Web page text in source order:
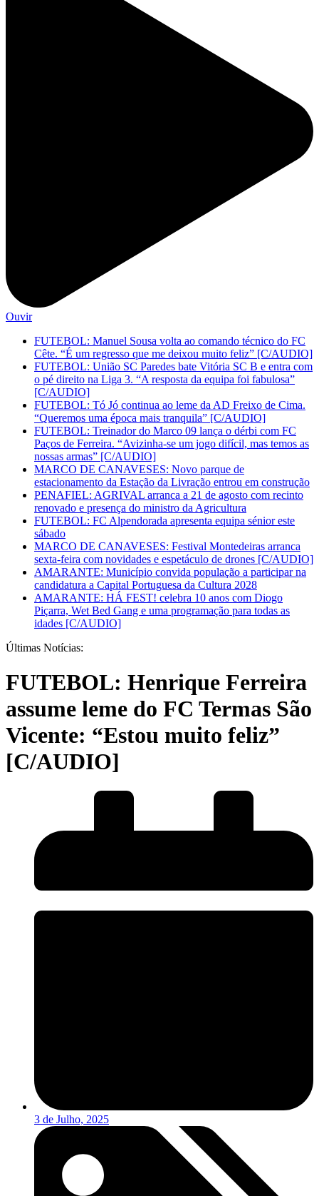
Ouvir
FUTEBOL: Manuel Sousa volta ao comando técnico do FC
Cête. “É um regresso que me deixou muito feliz” [C/AUDIO]
FUTEBOL: União SC Paredes bate Vitória SC B e entra com
o pé direito na Liga 3. “A resposta da equipa foi fabulosa”
[C/AUDIO]
FUTEBOL: Tó Jó continua ao leme da AD Freixo de Cima.
“Queremos uma época mais tranquila” [C/AUDIO]
FUTEBOL: Treinador do Marco 09 lança o dérbi com FC
Paços de Ferreira. “Avizinha-se um jogo difícil, mas temos as
nossas armas” [C/AUDIO]
MARCO DE CANAVESES: Novo parque de
estacionamento da Estação da Livração entrou em construção
PENAFIEL: AGRIVAL arranca a 21 de agosto com recinto
renovado e presença do ministro da Agricultura
FUTEBOL: FC Alpendorada apresenta equipa sénior este
sábado
MARCO DE CANAVESES: Festival Montedeiras arranca
sexta-feira com novidades e espetáculo de drones [C/AUDIO]
AMARANTE: Município convida população a participar na
candidatura a Capital Portuguesa da Cultura 2028
AMARANTE: HÁ FEST! celebra 10 anos com Diogo
Piçarra, Wet Bed Gang e uma programação para todas as
idades [C/AUDIO]
Últimas Notícias:
FUTEBOL: Henrique Ferreira
assume leme do FC Termas São
Vicente: “Estou muito feliz”
[C/AUDIO]
3 de Julho, 2025